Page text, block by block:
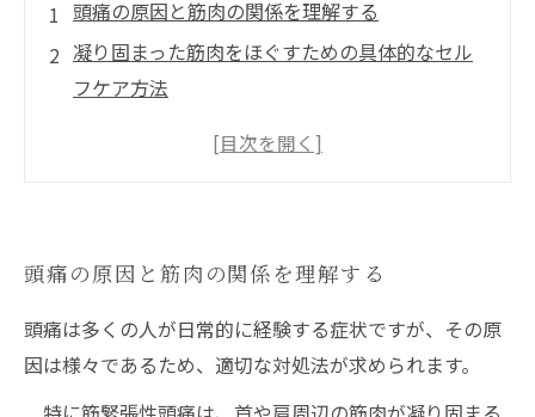
頭痛の原因と筋肉の関係を理解する
凝り固まった筋肉をほぐすための具体的なセル
フケア方法
整骨院での筋肉ほぐし施術がもたらす頭痛改善
頭痛の原因と筋肉の関係を理解する
頭痛は多くの人が日常的に経験する症状ですが、その原
因は様々であるため、適切な対処法が求められます。